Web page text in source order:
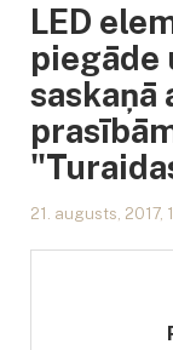
LED
piegāde
saskaņā
21. augusts, 2017,